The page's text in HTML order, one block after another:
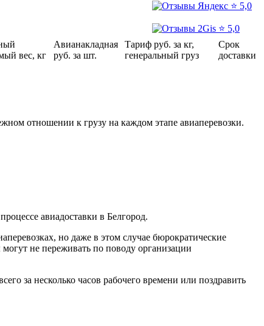
вес, кг
Авианакладная
руб. за шт.
Тариф руб. за кг,
генеральный груз
Срок
доставки
отношении к грузу на каждом этапе авиаперевозки.
авиадоставки в Белгород.
но даже в этом случае бюрократические
не переживать по поводу организации
за несколько часов рабочего времени или поздравить
⭐ 5,0
⭐ 5,0